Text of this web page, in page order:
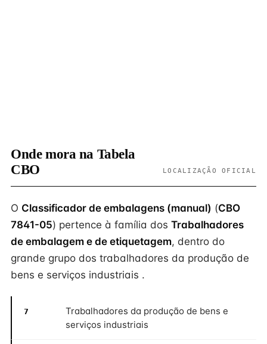
Onde mora na Tabela
CBO
LOCALIZAÇÃO OFICIAL
O Classificador de embalagens (manual) (CBO
7841-05) pertence à família dos Trabalhadores
de embalagem e de etiquetagem, dentro do
grande grupo dos trabalhadores da produção de
bens e serviços industriais .
7
Trabalhadores da produção de bens e
serviços industriais